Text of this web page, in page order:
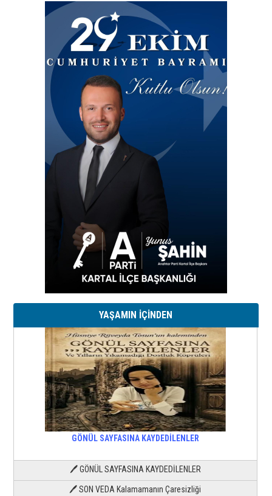
YAŞAMIN İÇİNDEN
GÖNÜL SAYFASINA KAYDEDİLENLER
🖊 GÖNÜL SAYFASINA KAYDEDİLENLER
🖊 SON VEDA Kalamamanın Çaresizliği